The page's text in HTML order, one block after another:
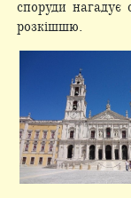
споруди нагадує
розкішшю.